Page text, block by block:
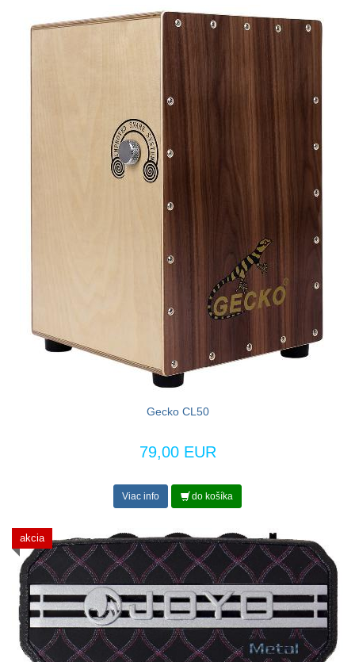
Gecko CL50
79,00 EUR
Viac info do košíka
akcia